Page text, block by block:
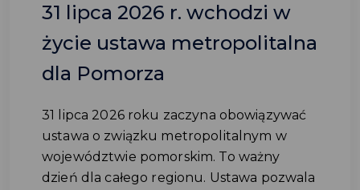
31 lipca 2026 r. wchodzi w
życie ustawa metropolitalna
dla Pomorza
31 lipca 2026 roku zaczyna obowiązywać
ustawa o związku metropolitalnym w
województwie pomorskim. To ważny
dzień dla całego regionu. Ustawa pozwala